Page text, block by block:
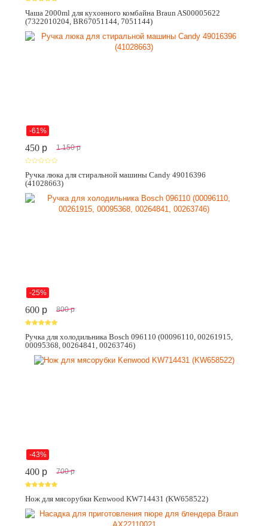
Чаша 2000ml для кухонного комбайна Braun AS00005622
(7322010204, BR67051144, 7051144)
-61%
450 p 1 150 p
Ручка люка для стиральной машины Candy 49016396
(41028663)
-25%
600 p 800 p
Ручка для холодильника Bosch 096110 (00096110, 00261915,
00095368, 00264841, 00263746)
-43%
400 p 700 p
Нож для мясорубки Kenwood KW714431 (KW658522)